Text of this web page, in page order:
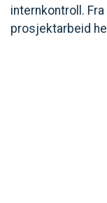
internkontroll.
prosjektarbeid